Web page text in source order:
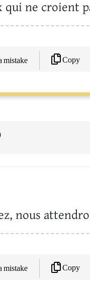
qui ne croient
mistake Copy
nous
mistake Copy